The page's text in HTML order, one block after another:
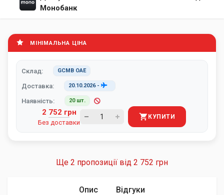
Монобанк
МІНІМАЛЬНА ЦІНА
Склад: GCMB ОАЕ
Доставка: 20.10.2026-
Наявність: 20 шт.
2 752 грн
Без доставки
КУПИТИ
Ще 2 пропозиції від 2 752 грн
Опис Відгуки